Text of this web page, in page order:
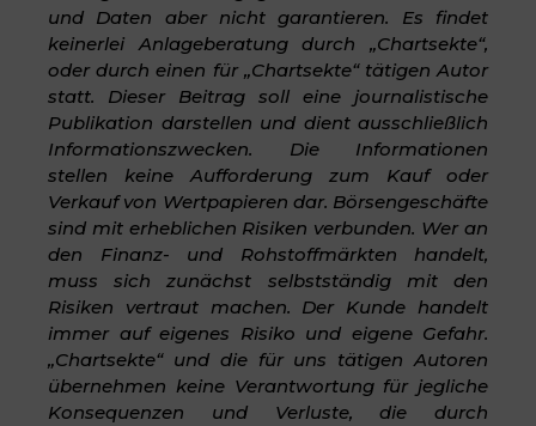
und Daten aber nicht garantieren. Es findet
keinerlei Anlageberatung durch „Chartsekte“,
oder durch einen für „Chartsekte“ tätigen Autor
statt. Dieser Beitrag soll eine journalistische
Publikation darstellen und dient ausschließlich
Informationszwecken. Die Informationen
stellen keine Aufforderung zum Kauf oder
Verkauf von Wertpapieren dar. Börsengeschäfte
sind mit erheblichen Risiken verbunden. Wer an
den Finanz- und Rohstoffmärkten handelt,
muss sich zunächst selbstständig mit den
Risiken vertraut machen. Der Kunde handelt
immer auf eigenes Risiko und eigene Gefahr.
„Chartsekte“ und die für uns tätigen Autoren
übernehmen keine Verantwortung für jegliche
Konsequenzen und Verluste, die durch